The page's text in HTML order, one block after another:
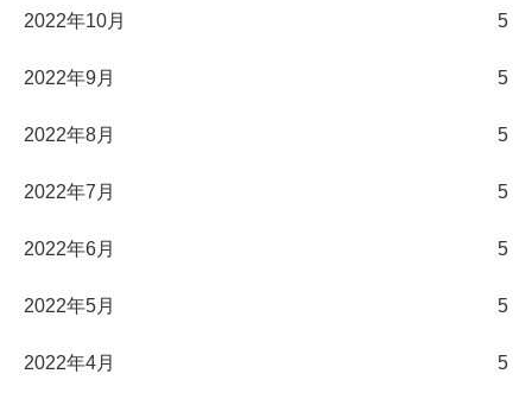
2022年10月 5
2022年9月 5
2022年8月 5
2022年7月 5
2022年6月 5
2022年5月 5
2022年4月 5